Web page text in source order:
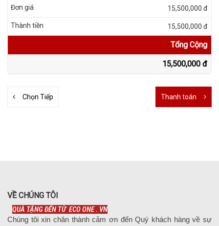
15,500,000 đ
15,500,000 đ
Tổng Cộng
15,500,000 đ
Chọn Tiếp Thanh toán
VỀ CHÚNG TÔI
QUÀ TẶNG ĐẾN TỪ ECO ONE . VN
Chúng tôi xin chân thành cảm ơn đến Quý khách hàng về sự